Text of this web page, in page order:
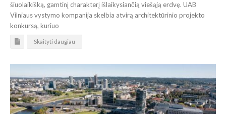
šiuolaikišką, gamtinį charakterį išlaikysiančią viešąją erdvę. UAB
Vilniaus vystymo kompanija skelbia atvirą architektūrinio projekto
konkursą, kuriuo
Skaityti daugiau